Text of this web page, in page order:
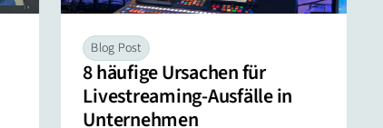
Blog Post
8 häufige Ursachen für
Livestreaming-Ausfälle in
Unternehmen